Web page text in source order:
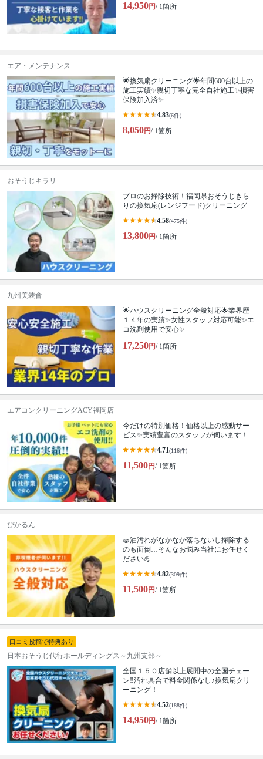
14,950円/ 1箇所
エア・メンテナンス
🌟換気扇クリーニング🌟年間600台以上の
施工実績✨親切丁寧な完全自社施工✨損害
保険加入済✨
4.83(6件)
8,050円/ 1箇所
おそうじキラリ
プロのお掃除技術！福岡県おそうじきら
りの換気扇(レンジフード)クリーニング
4.58(475件)
13,800円/ 1箇所
九州美装會
🌟ハウスクリーニング全般対応🌟業界歴
１４年の実績✨女性スタッフ対応可能✨エ
コ洗剤使用で安心✨
17,250円/ 1箇所
エアコンクリーニングACY福岡店
今だけの特別価格！価格以上の感動サー
ビス✨実績豊富のスタッフが伺います！
4.71(116件)
11,500円/ 1箇所
ぴかるん
🧽油汚れがなかなか落ちないし掃除する
のも面倒…そんなお悩み当社にお任せく
ださい💪
4.82(309件)
11,500円/ 1箇所
口コミ投稿で特典あり
日本おそうじ代行ホールディングス～九州支部～
全国１５０店舗以上展開中の全国チェー
ン‼︎汚れ具合で料金関係なし♪換気扇クリ
ーニング！
4.52(188件)
14,950円/ 1箇所